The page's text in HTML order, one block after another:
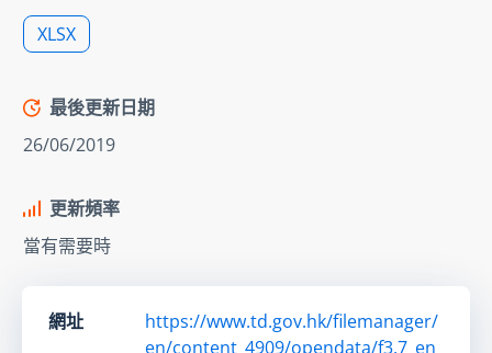
XLSX
最後更新日期
26/06/2019
更新頻率
當有需要時
網址
https://www.td.gov.hk/filemanager/
en/content_4909/opendata/f3.7_en